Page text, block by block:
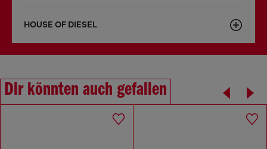
HOUSE OF DIESEL
Dir könnten auch gefallen